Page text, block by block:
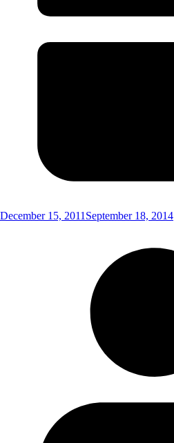
December 15, 2011 September 18, 2014